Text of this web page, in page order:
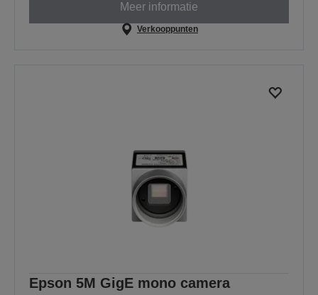
Meer informatie
Verkooppunten
Epson 5M GigE mono camera